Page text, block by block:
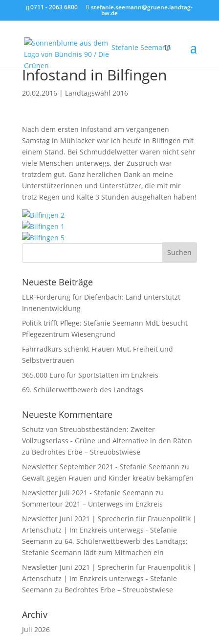
0711 - 2063 6800 stefanie.seemann@gruene.landtag-
bw.de
Stefanie Seemann
Infostand in Bilfingen
20.02.2016| Landtagswahl 2016
Nach dem ersten Infostand am vergangenen
Samstag in Mühlacker war ich heute in Bilfingen mit
einem Stand. Bei Schmuddelwetter waren nicht sehr
viele Menschen unterwegs, der Zuspruch war
trotzdem gut. Ganz herzlichen Dank an meine
Unterstützerinnen und Unterstützer, die mit mir
trotz Regen und Kälte 3 Stunden ausgehalten haben!
Neueste Beiträge
ELR-Förderung für Diefenbach: Land unterstützt
Innenentwicklung
Politik trifft Pflege: Stefanie Seemann MdL besucht
Pflegezentrum Wiesengrund
Fahrradkurs schenkt Frauen Mut, Freiheit und
Selbstvertrauen
365.000 Euro für Sportstätten im Enzkreis
69. Schülerwettbewerb des Landtags
Neueste Kommentare
Schutz von Streuobstbeständen: Zweiter
Vollzugserlass - Grüne und Alternative in den Räten
zu Bedrohtes Erbe – Streuobstwiese
Newsletter September 2021 - Stefanie Seemann zu
Gewalt gegen Frauen und Kinder kreativ bekämpfen
Newsletter Juli 2021 - Stefanie Seemann zu
Sommertour 2021 – Unterwegs im Enzkreis
Newsletter Juni 2021 | Sprecherin für Frauenpolitik |
Artenschutz | Im Enzkreis unterwegs - Stefanie
Seemann zu 64. Schülerwettbewerb des Landtags:
Stefanie Seemann lädt zum Mitmachen ein
Newsletter Juni 2021 | Sprecherin für Frauenpolitik |
Artenschutz | Im Enzkreis unterwegs - Stefanie
Seemann zu Bedrohtes Erbe – Streuobstwiese
Archiv
Juli 2026